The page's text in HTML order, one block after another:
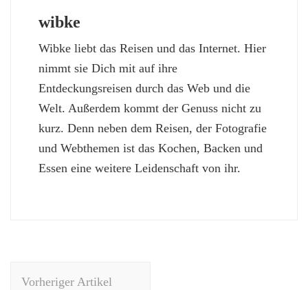
wibke
Wibke liebt das Reisen und das Internet. Hier
nimmt sie Dich mit auf ihre
Entdeckungsreisen durch das Web und die
Welt. Außerdem kommt der Genuss nicht zu
kurz. Denn neben dem Reisen, der Fotografie
und Webthemen ist das Kochen, Backen und
Essen eine weitere Leidenschaft von ihr.
Vorheriger Artikel